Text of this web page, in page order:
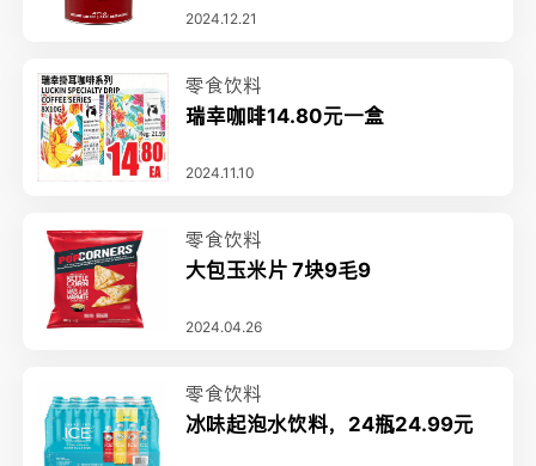
2024.12.21
零食饮料
瑞幸咖啡14.80元一盒
2024.11.10
零食饮料
大包玉米片 7块9毛9
2024.04.26
零食饮料
冰味起泡水饮料，24瓶24.99元